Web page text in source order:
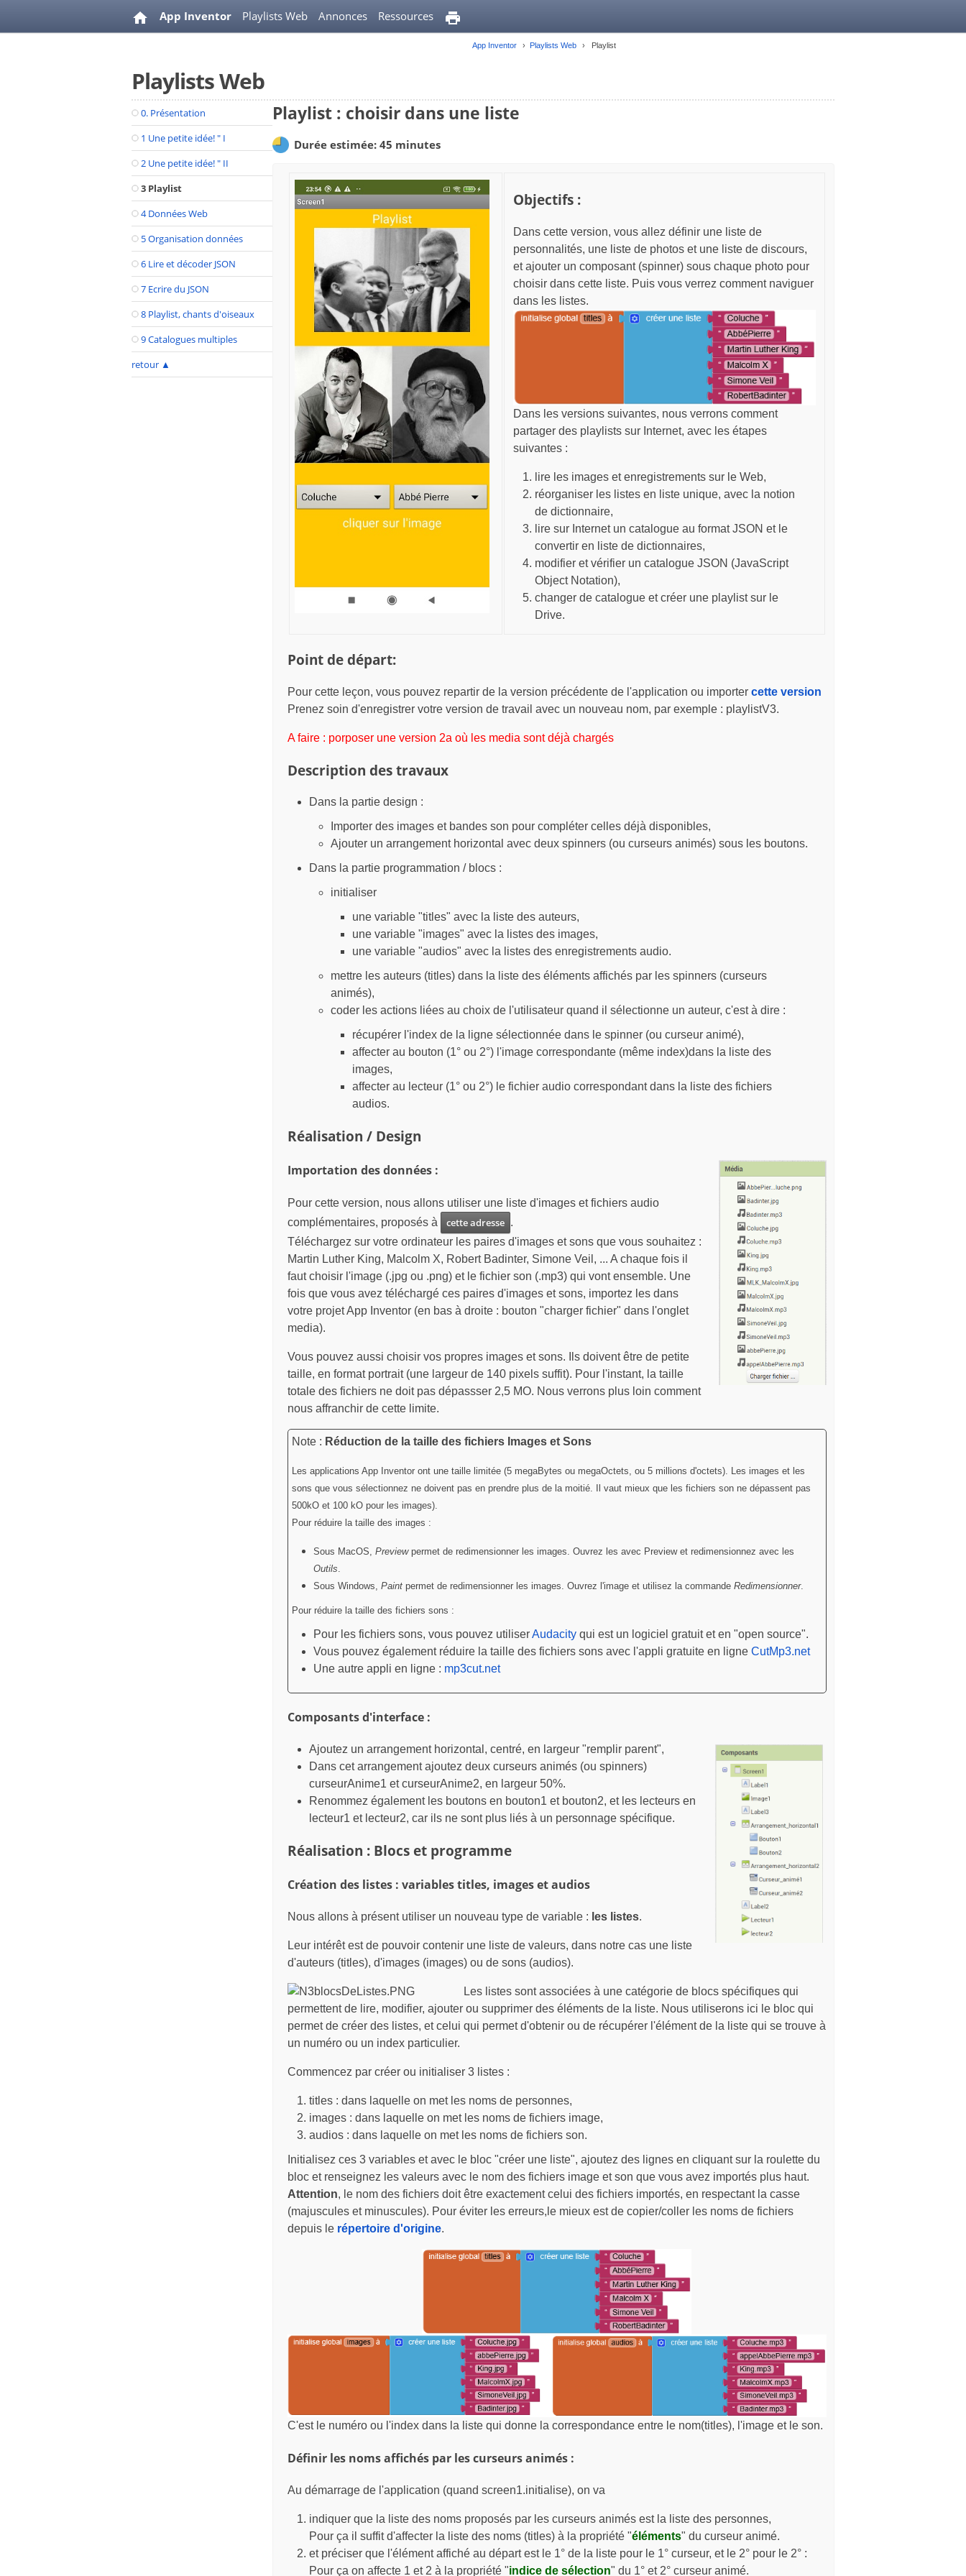
App Inventor Playlists Web Annonces Ressources
App Inventor Playlists Web Playlist
Playlists Web
0. Présentation
1 Une petite idée! " I
2 Une petite idée! " II
3 Playlist
4 Données Web
5 Organisation données
6 Lire et décoder JSON
7 Ecrire du JSON
8 Playlist, chants d'oiseaux
9 Catalogues multiples
retour ▲
Playlist : choisir dans une liste
Durée estimée: 45 minutes
Objectifs :
Dans cette version, vous allez définir une liste de
personnalités, une liste de photos et une liste de discours,
et ajouter un composant (spinner) sous chaque photo pour
choisir dans cette liste. Puis vous verrez comment naviguer
dans les listes.
Dans les versions suivantes, nous verrons comment
partager des playlists sur Internet, avec les étapes
suivantes :
lire les images et enregistrements sur le Web,
réorganiser les listes en liste unique, avec la notion
de dictionnaire,
lire sur Internet un catalogue au format JSON et le
convertir en liste de dictionnaires,
modifier et vérifier un catalogue JSON (JavaScript
Object Notation),
changer de catalogue et créer une playlist sur le
Drive.
Point de départ:
Pour cette leçon, vous pouvez repartir de la version précédente de l'application ou importer cette version
Prenez soin d'enregistrer votre version de travail avec un nouveau nom, par exemple : playlistV3.
A faire : porposer une version 2a où les media sont déjà chargés
Description des travaux
Dans la partie design :
Importer des images et bandes son pour compléter celles déjà disponibles,
Ajouter un arrangement horizontal avec deux spinners (ou curseurs animés) sous les boutons.
Dans la partie programmation / blocs :
initialiser
une variable "titles" avec la liste des auteurs,
une variable "images" avec la listes des images,
une variable "audios" avec la listes des enregistrements audio.
mettre les auteurs (titles) dans la liste des éléments affichés par les spinners (curseurs
animés),
coder les actions liées au choix de l'utilisateur quand il sélectionne un auteur, c'est à dire :
récupérer l'index de la ligne sélectionnée dans le spinner (ou curseur animé),
affecter au bouton (1° ou 2°) l'image correspondante (même index)dans la liste des
images,
affecter au lecteur (1° ou 2°) le fichier audio correspondant dans la liste des fichiers
audios.
Réalisation / Design
Importation des données :
Pour cette version, nous allons utiliser une liste d'images et fichiers audio
complémentaires, proposés à
cette adresse .
Téléchargez sur votre ordinateur les paires d'images et sons que vous souhaitez :
Martin Luther King, Malcolm X, Robert Badinter, Simone Veil, ... A chaque fois il
faut choisir l'image (.jpg ou .png) et le fichier son (.mp3) qui vont ensemble. Une
fois que vous avez téléchargé ces paires d'images et sons, importez les dans
votre projet App Inventor (en bas à droite : bouton "charger fichier" dans l'onglet
media).
Vous pouvez aussi choisir vos propres images et sons. Ils doivent être de petite
taille, en format portrait (une largeur de 140 pixels suffit). Pour l'instant, la taille
totale des fichiers ne doit pas dépassser 2,5 MO. Nous verrons plus loin comment
nous affranchir de cette limite.
Note : Réduction de la taille des fichiers Images et Sons
Les applications App Inventor ont une taille limitée (5 megaBytes ou megaOctets, ou 5 millions d'octets). Les images et les
sons que vous sélectionnez ne doivent pas en prendre plus de la moitié. Il vaut mieux que les fichiers son ne dépassent pas
500kO et 100 kO pour les images).
Pour réduire la taille des images :
Sous MacOS, Previewpermet de redimensionner les images. Ouvrez les avec Preview et redimensionnez avec les
Outils
Sous Windows, Paintpermet de redimensionner les images. Ouvrez l'image et utilisez la commande Redimensionner.
Pour réduire la taille des fichiers sons :
Pour les fichiers sons, vous pouvez utiliserAudacityqui est un logiciel gratuit et en "open source".
Vous pouvez également réduire la taille des fichiers sons avec l'appli gratuite en ligne CutMp3.net
Une autre appli en ligne : mp3cut.net
Composants d'interface :
Ajoutez un arrangement horizontal, centré, en largeur "remplir parent",
Dans cet arrangement ajoutez deux curseurs animés (ou spinners)
curseurAnime1 et curseurAnime2, en largeur 50%.
Renommez également les boutons en bouton1 et bouton2, et les lecteurs en
lecteur1 et lecteur2, car ils ne sont plus liés à un personnage spécifique.
Réalisation : Blocs et programme
Création des listes : variables titles, images et audios
Nous allons à présent utiliser un nouveau type de variable : les listes.
Leur intérêt est de pouvoir contenir une liste de valeurs, dans notre cas une liste
d'auteurs (titles), d'images (images) ou de sons (audios).
Les listes sont associées à une catégorie de blocs spécifiques qui
permettent de lire, modifier, ajouter ou supprimer des éléments de la liste. Nous utiliserons ici le bloc qui
permet de créer des listes, et celui qui permet d'obtenir ou de récupérer l'élément de la liste qui se trouve à
un numéro ou un index particulier.
Commencez par créer ou initialiser 3 listes :
titles : dans laquelle on met les noms de personnes,
images : dans laquelle on met les noms de fichiers image,
audios : dans laquelle on met les noms de fichiers son.
Initialisez ces 3 variables et avec le bloc "créer une liste", ajoutez des lignes en cliquant sur la roulette du
bloc et renseignez les valeurs avec le nom des fichiers image et son que vous avez importés plus haut.
Attention, le nom des fichiers doit être exactement celui des fichiers importés, en respectant la casse
(majuscules et minuscules). Pour éviter les erreurs,le mieux est de copier/coller les noms de fichiers
depuis le répertoire d'origine.
C'est le numéro ou l'index dans la liste qui donne la correspondance entre le nom(titles), l'image et le son.
Définir les noms affichés par les curseurs animés :
Au démarrage de l'application (quand screen1.initialise), on va
indiquer que la liste des noms proposés par les curseurs animés est la liste des personnes,
Pour ça il suffit d'affecter la liste des noms (titles) à la propriété "éléments" du curseur animé.
et préciser que l'élément affiché au départ est le 1° de la liste pour le 1° curseur, et le 2° pour le 2° :
Pour ça on affecte 1 et 2 à la propriété "indice de sélection" du 1° et 2° curseur animé.